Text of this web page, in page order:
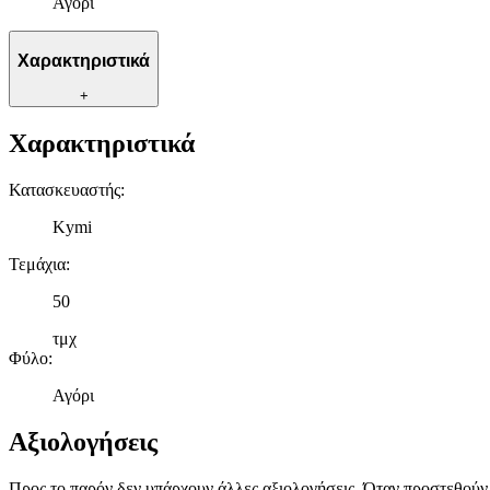
Χαρακτηριστικά
+
Χαρακτηριστικά
Κατασκευαστής:
Kymi
Τεμάχια:
50
τμχ
Φύλο:
Αγόρι
Αξιολογήσεις